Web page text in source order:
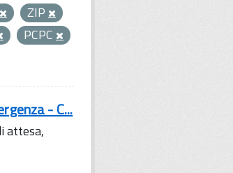
ZIP
PCPC
- C...
attesa,